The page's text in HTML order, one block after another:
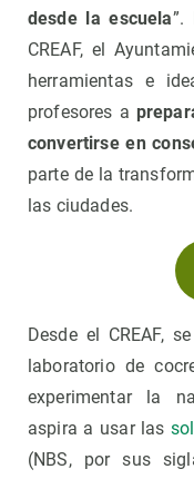
desde la escuela”.
CREAF, el
herramientas e
profesores a
convertirse en
parte de la
las ciudades.
Desde el CREAF,
laboratorio de
experimentar la
aspira a usar las
(NBS, por sus